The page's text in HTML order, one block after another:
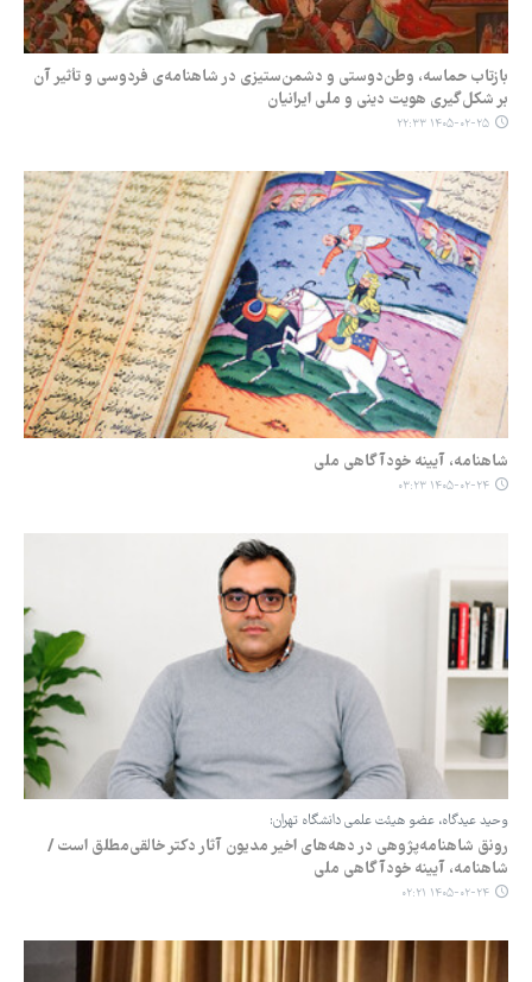
بازتاب حماسه، وطن‌دوستی و دشمن‌ستیزی در شاهنامه‌ی فردوسی و تأثیر آن
بر شکل‌گیری هویت دینی و ملی ایرانیان
۱۴۰۵-۰۲-۲۵ ۲۲:۳۳
شاهنامه، آیینه خودآگاهی ملی
۱۴۰۵-۰۲-۲۴ ۰۳:۲۳
وحید عیدگاه، عضو هیئت علمی دانشگاه تهران:
رونق شاهنامه‌پژوهی در دهه‌های اخیر مدیون آثار دکتر خالقی‌مطلق است /
شاهنامه، آیینه خودآگاهی ملی
۱۴۰۵-۰۲-۲۴ ۰۲:۲۱